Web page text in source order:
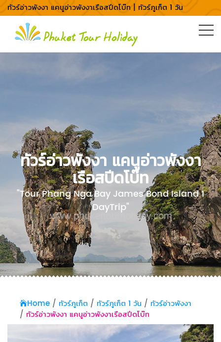
ทัวร์อ่าวพังงา แคนูอ่าวพังงาเรือสปีดโบ๊ท | ทัวร์ภูเก็ต 1 วัน
ทัวร์อ่าวพังงา แคนูอ่าวพังงา
เรือสปีดโบ๊ท
"Tour Phang Nga Bay James Bond Island 1
DayTrip"
Home ทัวร์ภูเก็ต ทัวร์ภูเก็ต 1 วัน
ทัวร์อ่าวพังงา
ทัวร์อ่าวพังงา แคนูอ่าวพังงาเรือสปีดโบ๊ท